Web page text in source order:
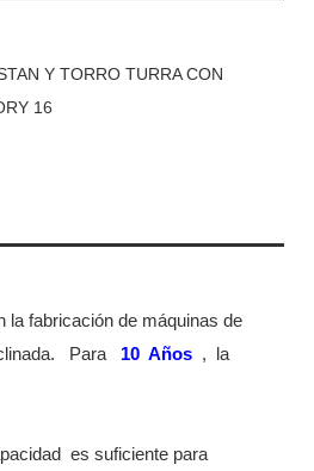
la fabricación de máquinas de
Para 10 Años ,
la
es suficiente para